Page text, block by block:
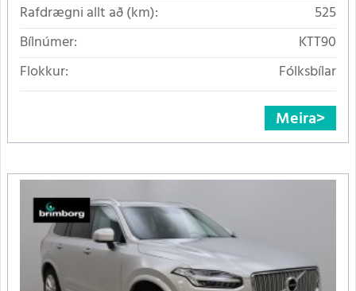
Rafdrægni allt að (km):
525
Bílnúmer:
KTT90
Flokkur:
Fólksbílar
Meira